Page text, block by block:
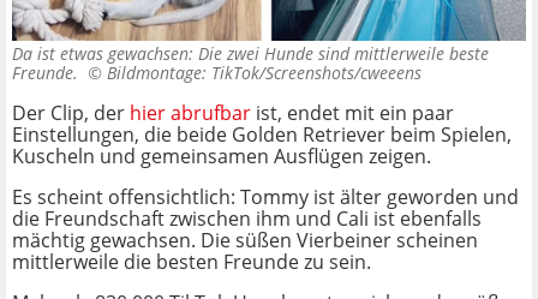
Da ist etwas gewachsen: Die zwei Hunde sind mittlerweile beste
Freunde. © Bildmontage: TikTok/Screenshots/cweeens
Der Clip, der hier abrufbar ist, endet mit ein paar
Einstellungen, die beide Golden Retriever beim Spielen,
Kuscheln und gemeinsamen Ausflügen zeigen.
Es scheint offensichtlich: Tommy ist älter geworden und
die Freundschaft zwischen ihm und Cali ist ebenfalls
mächtig gewachsen. Die süßen Vierbeiner scheinen
mittlerweile die besten Freunde zu sein.